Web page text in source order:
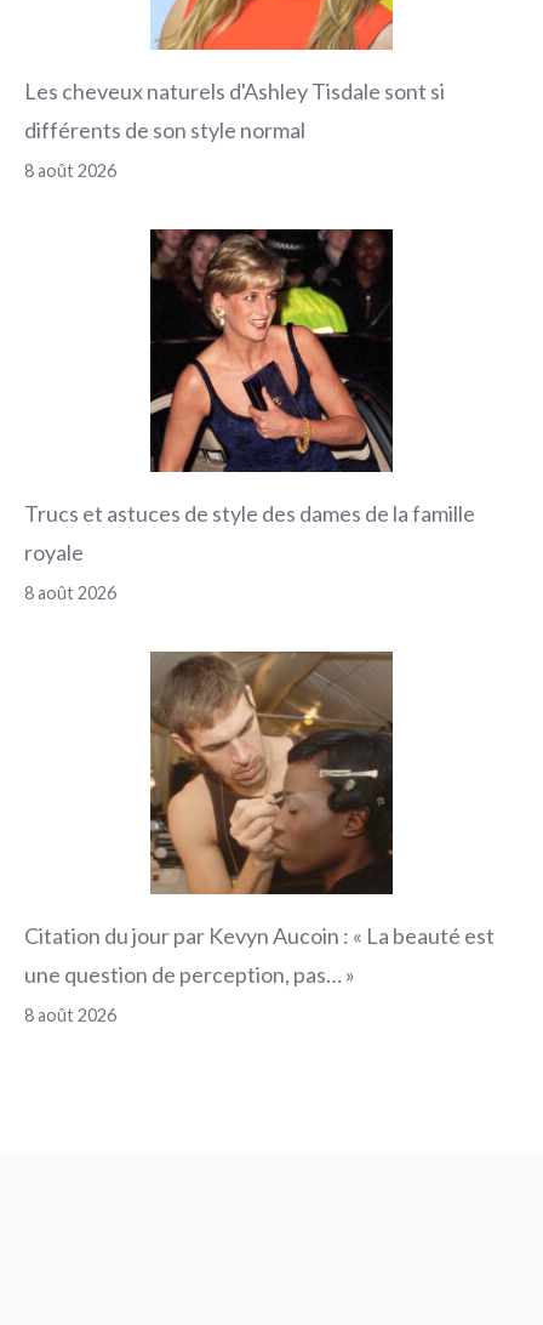
Les cheveux naturels d'Ashley Tisdale sont si
différents de son style normal
8 août 2026
Trucs et astuces de style des dames de la famille
royale
8 août 2026
Citation du jour par Kevyn Aucoin : « La beauté est
une question de perception, pas… »
8 août 2026